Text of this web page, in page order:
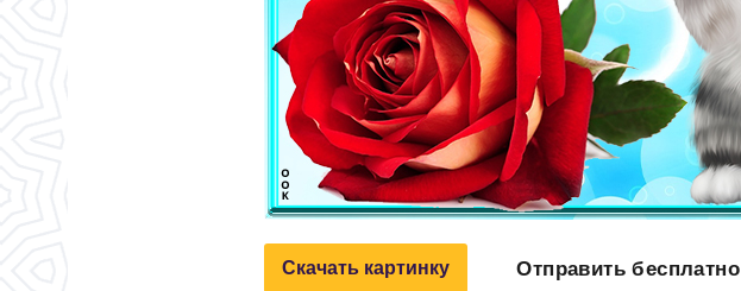
Скачать картинку Отправить бесплатно